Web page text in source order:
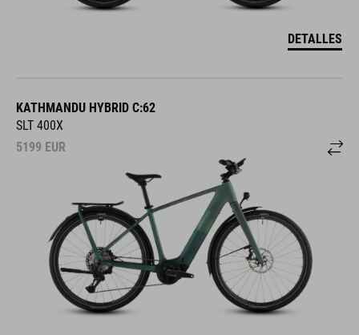
DETALLES
KATHMANDU HYBRID C:62
SLT 400X
5199 EUR